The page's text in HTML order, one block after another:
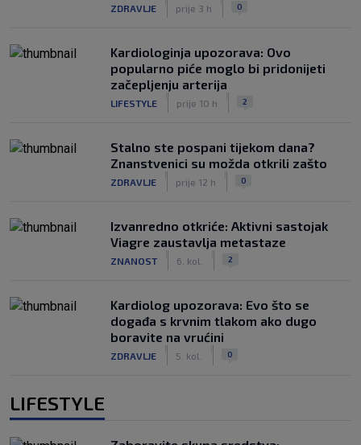
ZDRAVLJE prije 3 h 0
Kardiologinja upozorava: Ovo
popularno piće moglo bi pridonijeti
začepljenju arterija
LIFESTYLE prije 10 h 2
Stalno ste pospani tijekom dana?
Znanstvenici su možda otkrili zašto
ZDRAVLJE prije 12 h 0
Izvanredno otkriće: Aktivni sastojak
Viagre zaustavlja metastaze
ZNANOST 6. kol. 2
Kardiolog upozorava: Evo što se
događa s krvnim tlakom ako dugo
boravite na vrućini
ZDRAVLJE 5. kol. 0
LIFESTYLE